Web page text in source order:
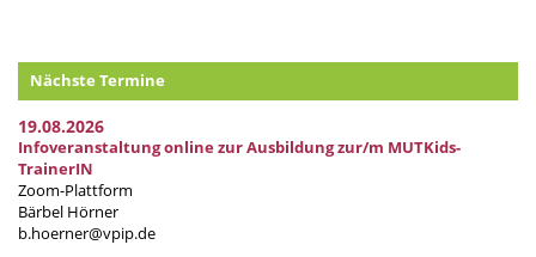
Nächste Termine
19.08.2026
Infoveranstaltung online zur Ausbildung zur/m MUTKids-
TrainerIN
Zoom-Plattform
Bärbel Hörner
b.hoerner@vpip.de